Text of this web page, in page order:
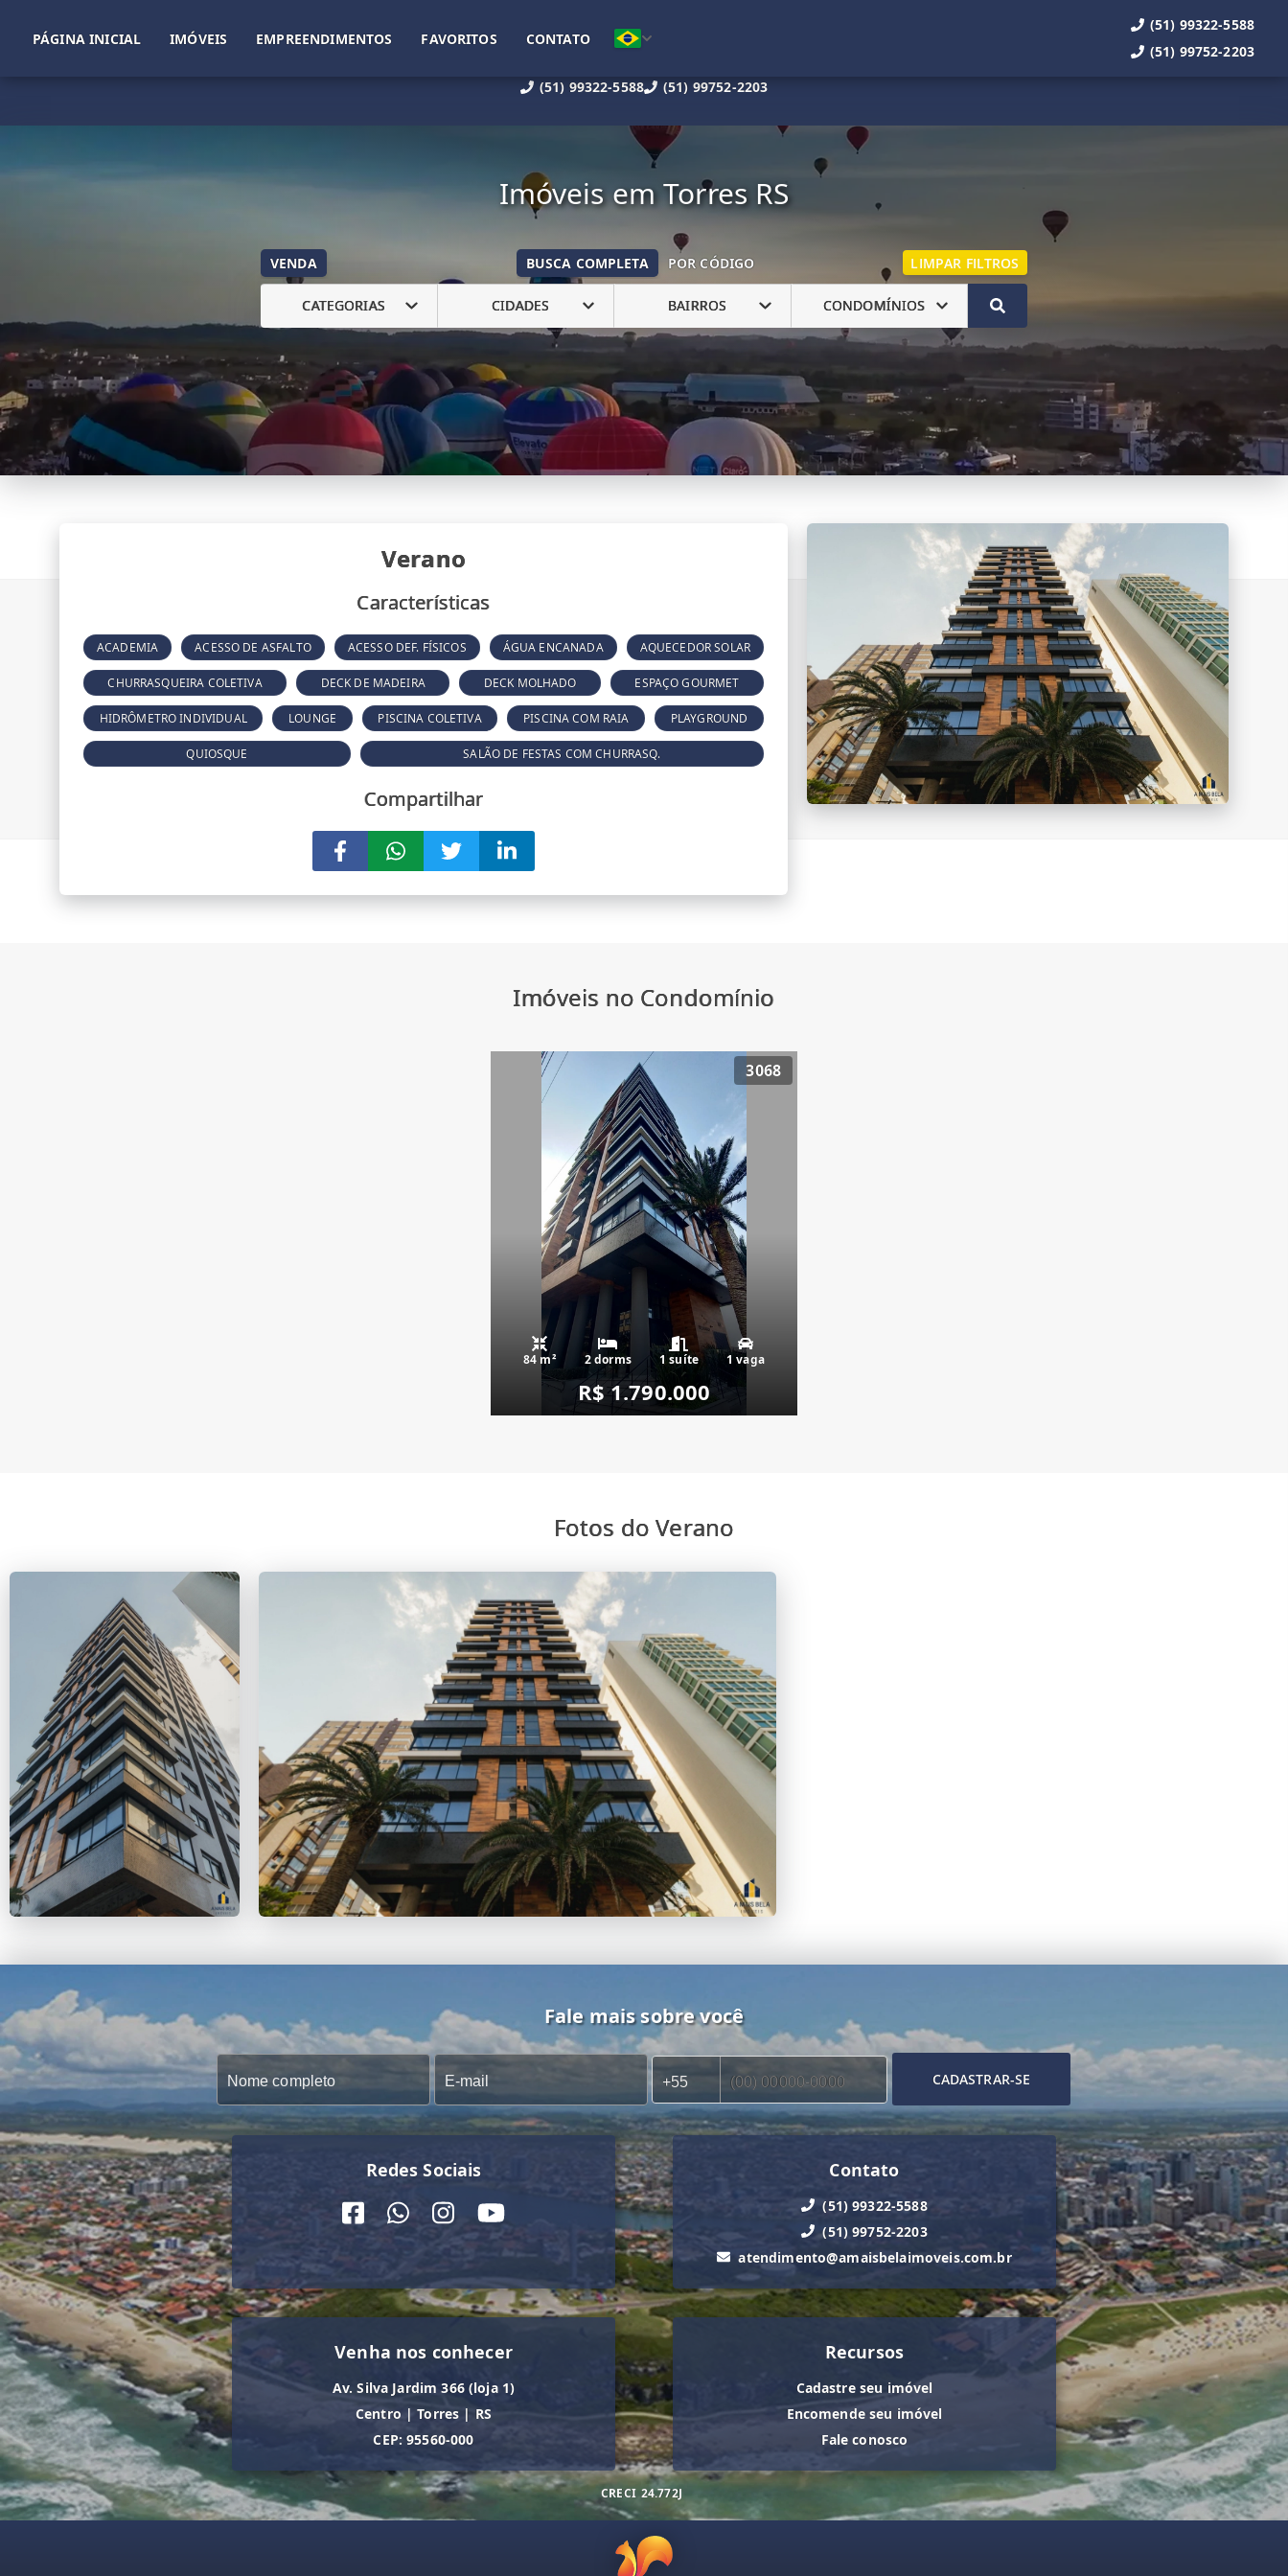
(51) 99322-5588 (51) 99752-2203
PÁGINA INICIAL IMÓVEIS EMPREENDIMENTOS FAVORITOS CONTATO
(51) 99322-5588
(51) 99752-2203
Imóveis em Torres RS
VENDA BUSCA COMPLETA POR CÓDIGO LIMPAR FILTROS
CATEGORIAS CIDADES BAIRROS CONDOMÍNIOS
Verano
Características
ACADEMIA ACESSO DE ASFALTO ACESSO DEF. FÍSICOS ÁGUA ENCANADA AQUECEDOR SOLAR
CHURRASQUEIRA COLETIVA DECK DE MADEIRA DECK MOLHADO ESPAÇO GOURMET
HIDRÔMETRO INDIVIDUAL LOUNGE PISCINA COLETIVA PISCINA COM RAIA PLAYGROUND
QUIOSQUE SALÃO DE FESTAS COM CHURRASQ.
Compartilhar
Imóveis no Condomínio
3068
84 m² 2 dorms 1 suíte 1 vaga
R$ 1.790.000
Fotos do Verano
Fale mais sobre você
CADASTRAR-SE
Redes Sociais Contato
(51) 99322-5588
(51) 99752-2203
atendimento@amaisbelaimoveis.com.br
Venha nos conhecer
Av. Silva Jardim 366 (loja 1)
Centro | Torres | RS
CEP: 95560-000
Recursos
Cadastre seu imóvel
Encomende seu imóvel
Fale conosco
CRECI 24.772J